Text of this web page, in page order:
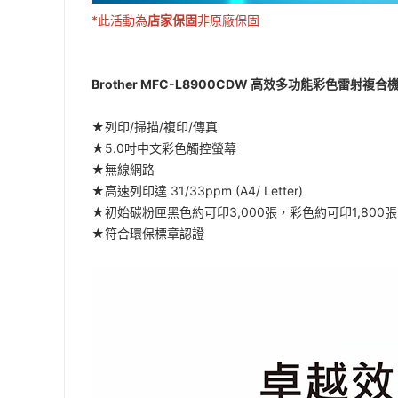
*此活動為店家保固非原廠保固
Brother MFC-L8900CDW 高效多功能彩色雷射複合
★列印/掃描/複印/傳真
★5.0吋中文彩色觸控螢幕
★無線網路
★高速列印達 31/33ppm (A4/ Letter)
★初始碳粉匣黑色約可印3,000張，彩色約可印1,800張
★符合環保標章認證